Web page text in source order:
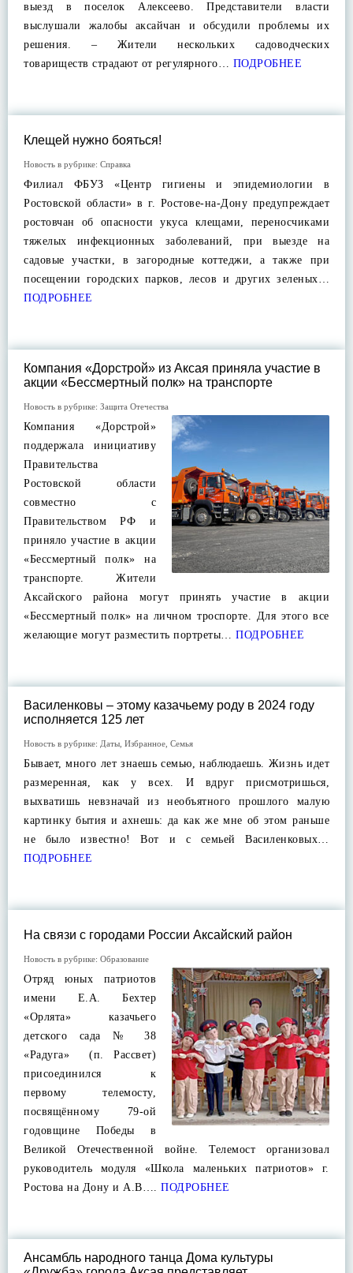
выезд в поселок Алексеево. Представители власти
выслушали жалобы аксайчан и обсудили проблемы их
решения. – Жители нескольких садоводческих
товариществ страдают от регулярного… ПОДРОБНЕЕ
Клещей нужно бояться!
Новость в рубрике: Справка
Филиал ФБУЗ «Центр гигиены и эпидемиологии в
Ростовской области» в г. Ростове-на-Дону предупреждает
ростовчан об опасности укуса клещами, переносчиками
тяжелых инфекционных заболеваний, при выезде на
садовые участки, в загородные коттеджи, а также при
посещении городских парков, лесов и других зеленых…
ПОДРОБНЕЕ
Компания «Дорстрой» из Аксая приняла участие в
акции «Бессмертный полк» на транспорте
Новость в рубрике: Защита Отечества
Компания «Дорстрой»
поддержала инициативу
Правительства
Ростовской области
совместно с
Правительством РФ и
приняло участие в акции
«Бессмертный полк» на
транспорте. Жители
Аксайского района могут принять участие в акции
«Бессмертный полк» на личном троспорте. Для этого все
желающие могут разместить портреты… ПОДРОБНЕЕ
Василенковы – этому казачьему роду в 2024 году
исполняется 125 лет
Новость в рубрике: Даты Избранное Семья
Бывает, много лет знаешь семью, наблюдаешь. Жизнь идет
размеренная, как у всех. И вдруг присмотришься,
выхватишь невзначай из необъятного прошлого малую
картинку бытия и ахнешь: да как же мне об этом раньше
не было известно! Вот и с семьей Василенковых…
ПОДРОБНЕЕ
На связи с городами России Аксайский район
Новость в рубрике: Образование
Отряд юных патриотов
имени Е.А. Бехтер
«Орлята» казачьего
детского сада № 38
«Радуга» (п. Рассвет)
присоединился к
первому телемосту,
посвящённому 79-ой
годовщине Победы в
Великой Отечественной войне. Телемост организовал
руководитель модуля «Школа маленьких патриотов» г.
Ростова на Дону и А.В…. ПОДРОБНЕЕ
Ансамбль народного танца Дома культуры